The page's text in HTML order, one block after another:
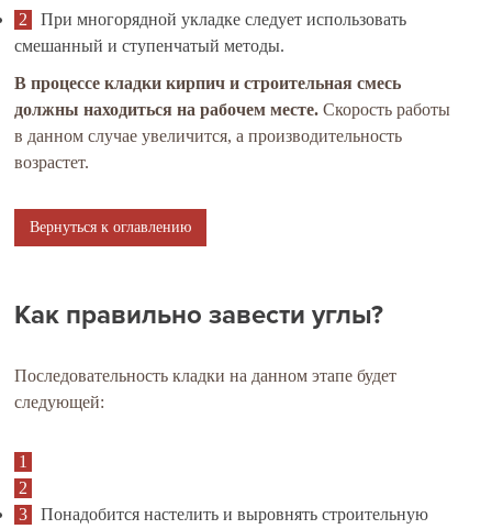
При многорядной укладке следует использовать
смешанный и ступенчатый методы.
В процессе кладки кирпич и строительная смесь
должны находиться на рабочем месте. Скорость работы
в данном случае увеличится, а производительность
возрастет.
Вернуться к оглавлению
Как правильно завести углы?
Последовательность кладки на данном этапе будет
следующей:
Понадобится настелить и выровнять строительную